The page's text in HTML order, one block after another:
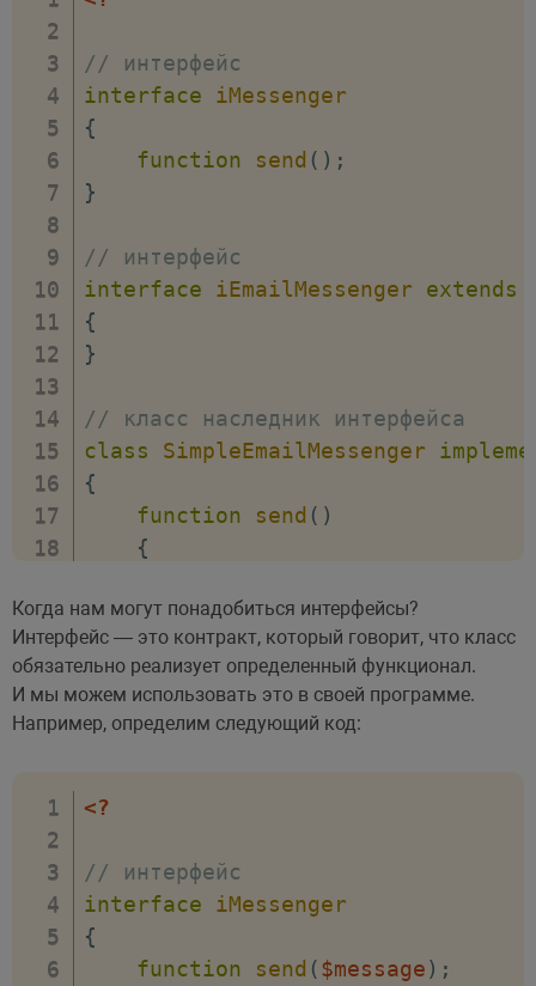
// интерфейс
interface
iMessenger
{
function
send ( ) ;
}
// интерфейс
interface
iEmailMessenger extends
{
}
// класс наследник интерфейса
class
SimpleEmailMessenger
{
function
send ( )
{
}
}
// объект класса
$outlook
new
Когда нам могут понадобиться интерфейсы?
Интерфейс — это контракт, который говорит, что класс
обязательно реализует определенный функционал.
И мы можем использовать это в своей программе.
Например, определим следующий код:
<?
// интерфейс
interface
iMessenger
{
function
send ($message) ;